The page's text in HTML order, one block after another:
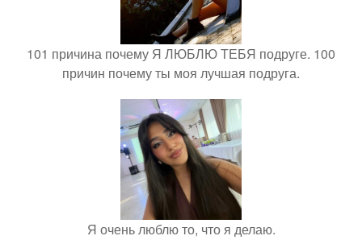
101 причина почему Я ЛЮБЛЮ ТЕБЯ подруге. 100
причин почему ты моя лучшая подруга.
Я очень люблю то, что я делаю.